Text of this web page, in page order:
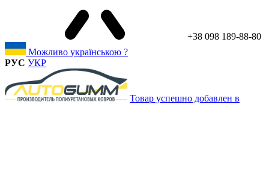
+38 098 189-88-80
Можливо українською ?
РУС УКР
Товар успешно добавлен в